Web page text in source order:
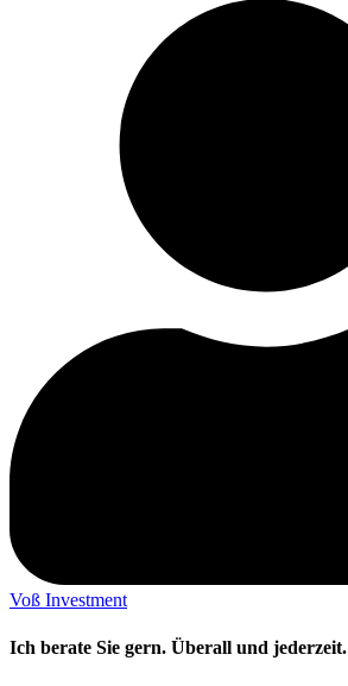
Voß Investment
Ich berate Sie gern. Überall und jederzeit.